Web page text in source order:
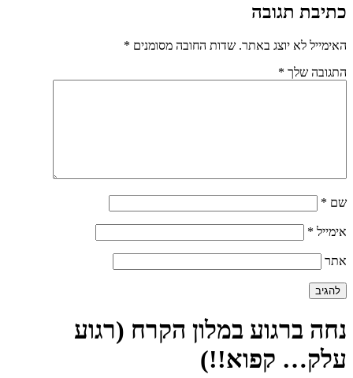
כתיבת תגובה
האימייל לא יוצג באתר. שדות החובה מסומנים *
התגובה שלך *
שם *
אימייל *
אתר
נחה ברגוע במלון הקרח (רגוע
עלק… קפוא!!)